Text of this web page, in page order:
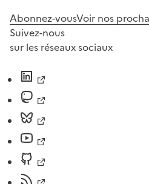
Abonnez-vousVoir nos
Suivez-nous
sur les réseaux sociaux